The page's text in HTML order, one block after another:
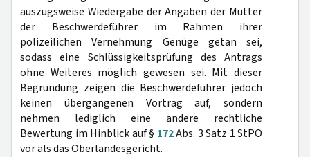
auszugsweise Wiedergabe der Angaben der Mutter
der Beschwerdeführer im Rahmen ihrer
polizeilichen Vernehmung Genüge getan sei,
sodass eine Schlüssigkeitsprüfung des Antrags
ohne Weiteres möglich gewesen sei. Mit dieser
Begründung zeigen die Beschwerdeführer jedoch
keinen übergangenen Vortrag auf, sondern
nehmen lediglich eine andere rechtliche
Bewertung im Hinblick auf § 172Abs. 3 Satz 1 StPO
vor als das Oberlandesgericht.